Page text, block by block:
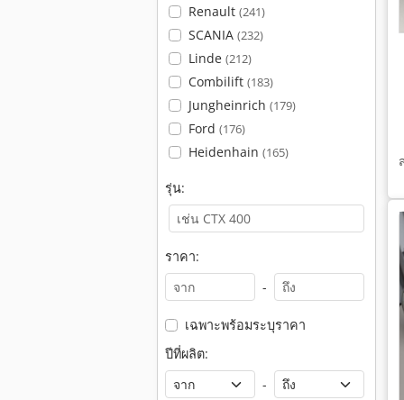
Renault (241)
SCANIA (232)
Linde (212)
Combilift (183)
Jungheinrich (179)
Ford (176)
Heidenhain (165)
รุ่น:
ราคา:
-
เฉพาะพร้อมระบุราคา
ปีที่ผลิต:
-